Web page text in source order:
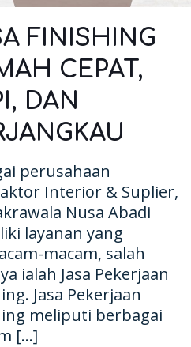
FINISHING
CEPAT,
DAN
perusahaan
Interior & Suplier,
Nusa Abadi
layanan yang
macam, salah
ialah Jasa Pekerjaan
Jasa Pekerjaan
meliputi berbagai
[…]